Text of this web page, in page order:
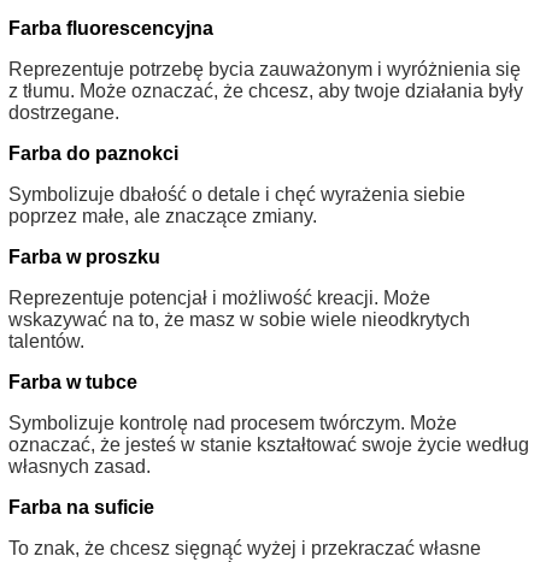
Farba fluorescencyjna
Reprezentuje potrzebę bycia zauważonym i wyróżnienia się
z tłumu. Może oznaczać, że chcesz, aby twoje działania były
dostrzegane.
Farba do paznokci
Symbolizuje dbałość o detale i chęć wyrażenia siebie
poprzez małe, ale znaczące zmiany.
Farba w proszku
Reprezentuje potencjał i możliwość kreacji. Może
wskazywać na to, że masz w sobie wiele nieodkrytych
talentów.
Farba w tubce
Symbolizuje kontrolę nad procesem twórczym. Może
oznaczać, że jesteś w stanie kształtować swoje życie według
własnych zasad.
Farba na suficie
To znak, że chcesz sięgnąć wyżej i przekraczać własne